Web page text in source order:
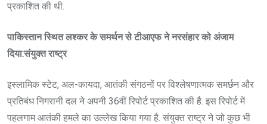
प्रकाशित की थी.
पाकिस्तान स्थित लश्कर के समर्थन से टीआएफ ने नरसंहार को अंजाम
दिया:संयुक्त राष्ट्र
इस्लामिक स्टेट, अल-कायदा, आतंकी संगठनों पर विश्लेषणात्मक समर्छन और
प्रतिबंध निगरानी दल ने अपनी 36वीं रिपोर्ट प्रकाशित की है. इस रिपोर्ट में
पहलगाम आतंकी हमले का उल्लेख किया गया है. संयुक्त राष्ट्र ने जो कुछ भी